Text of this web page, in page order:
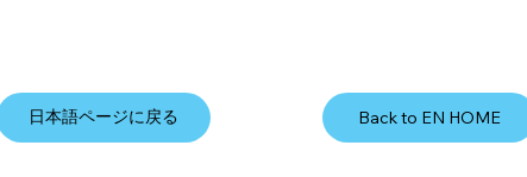
日本語ページに戻る Back to EN HOME